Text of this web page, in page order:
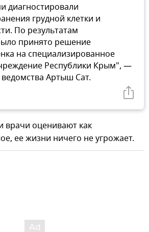
диагностировали
грудной клетки и
По результатам
принято решение
на специализированное
Республики Крым", —
ведомства Артыш Сат.
врачи оценивают как
ее жизни ничего не угрожает.